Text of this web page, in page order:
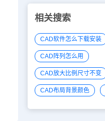
相关搜索
CAD软件怎么下载安装
CAD阵列怎么用
CAD放大比例尺寸不变
CAD布局背景颜色